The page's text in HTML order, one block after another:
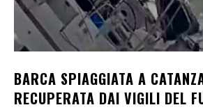
BARCA SPIAGGIATA A
RECUPERATA DAI VIGILI DEL